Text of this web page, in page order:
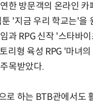
한 방문객의 온라인 카
'지금 우리 학교는'을
과 RPG 신작 '스타바
리형 육성 RPG '마녀의
목받았다.
로 하는 BTB관에서도